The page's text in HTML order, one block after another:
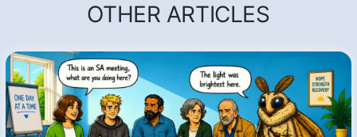
OTHER ARTICLES